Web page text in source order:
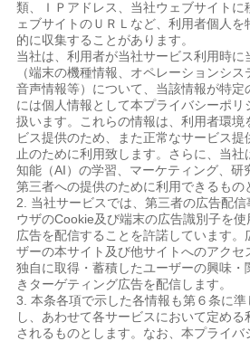
類、ＩＰアドレス、当社ウェブサイトに
ェブサイトのＵＲＬなど、利用者個人
的に収集することがあります。
当社は、利用者が当社サービス利用時に
（端末の機種情報、オペレーションシス
音声情報等）について、当該情報が特定
には個人情報として本プライバシーポリ
扱います。これらの情報は、利用者環境
ビス提供のため、また正常なサービス
止のために利用致します。さらに、当
知能（AI）の学習、マーケティング、研
第三者への提供のために利用できるもの
2. 当社サービスでは、第三者の広告配
ウザのCookie及び端末の広告識別子を
広告を配信することを許諾しています。
ザーの本サイト及び他サイトへのアク
独自に取得・蓄積したユーザーの興味
きターゲティング広告を配信します。
3. 本条各項で示した各情報も第６条に準
し、あわせて各サービスにおいて定める
されるものとします。なお、本プライ